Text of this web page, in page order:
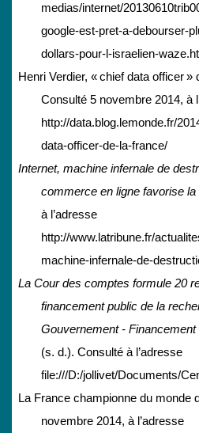
medias/internet/
google-est-pret-a-debourser-
dollars-pour-l-israelien-
Henri Verdier, « chief data officer »
Consulté 5 novembre 2014, à
http://data.blog.lemonde.fr/
data-officer-de-la-france/
Internet, machine infernale de
commerce en ligne favorise la
à l’adresse
http://www.latribune.fr/
machine-infernale-de-
La Cour des comptes formule 20
financement public de la
Gouvernement -
(s. d.). Consulté à l’adresse
file:///D:/jollivet/Documents/
La France championne du monde
novembre 2014, à l’adresse